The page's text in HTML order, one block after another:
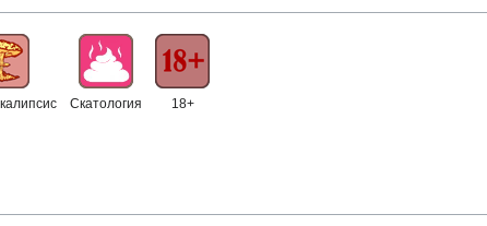
Скатология 18+